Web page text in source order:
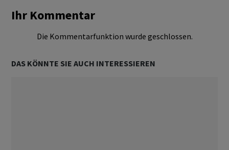
Ihr Kommentar
Die Kommentarfunktion wurde geschlossen.
DAS KÖNNTE SIE AUCH INTERESSIEREN